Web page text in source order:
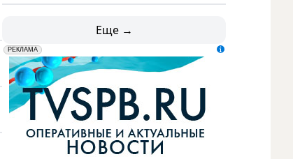
Еще →
erid: LdtCK5udn
РЕКЛАМА
АО "ГАТР", ИНН: 7841320717